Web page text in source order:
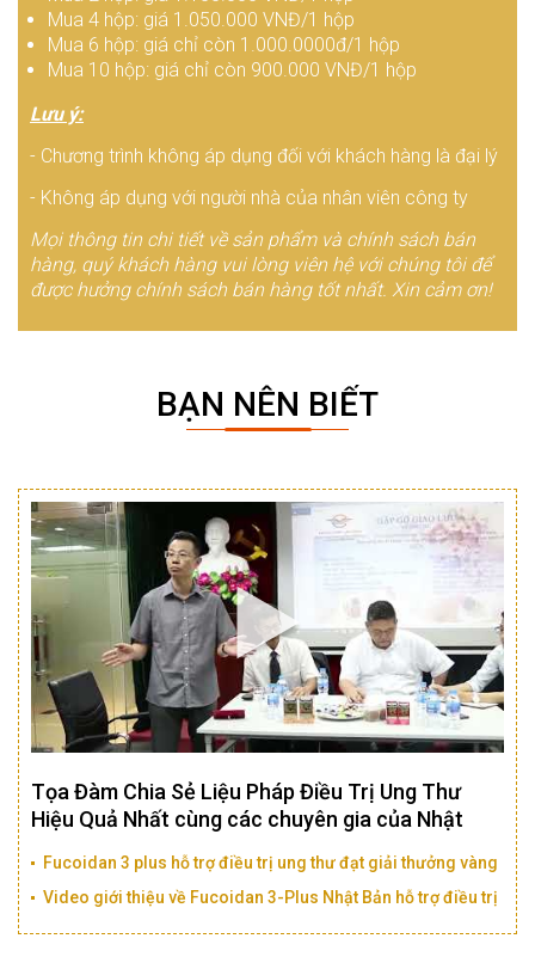
Mua 4 hộp: giá 1.050.000 VNĐ/1 hộp
Mua 6 hộp: giá chỉ còn 1.000.0000đ/1 hộp
Mua 10 hộp: giá chỉ còn 900.000 VNĐ/1 hộp
Lưu ý:
- Chương trình không áp dụng đối với khách hàng là đại lý
- Không áp dụng với người nhà của nhân viên công ty
Mọi thông tin chi tiết về sản phẩm và chính sách bán
hàng, quý khách hàng vui lòng viên hệ với chúng tôi để
được hưởng chính sách bán hàng tốt nhất. Xin cảm ơn!
BẠN NÊN BIẾT
Tọa Đàm Chia Sẻ Liệu Pháp Điều Trị Ung Thư
Hiệu Quả Nhất cùng các chuyên gia của Nhật
Fucoidan 3 plus hỗ trợ điều trị ung thư đạt giải thưởng vàng
Video giới thiệu về Fucoidan 3-Plus Nhật Bản hỗ trợ điều trị